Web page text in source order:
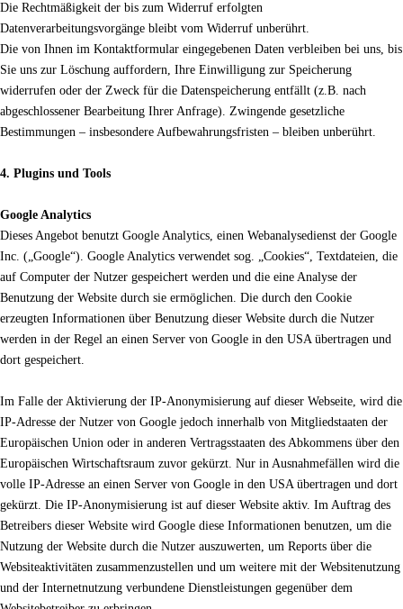
Die Rechtmäßigkeit der bis zum Widerruf erfolgten
Datenverarbeitungsvorgänge bleibt vom Widerruf unberührt.
Die von Ihnen im Kontaktformular eingegebenen Daten verbleiben bei uns, bis
Sie uns zur Löschung auffordern, Ihre Einwilligung zur Speicherung
widerrufen oder der Zweck für die Datenspeicherung entfällt (z.B. nach
abgeschlossener Bearbeitung Ihrer Anfrage). Zwingende gesetzliche
Bestimmungen – insbesondere Aufbewahrungsfristen – bleiben unberührt.
4. Plugins und Tools
Google Analytics
Dieses Angebot benutzt Google Analytics, einen Webanalysedienst der Google
Inc. („Google“). Google Analytics verwendet sog. „Cookies“, Textdateien, die
auf Computer der Nutzer gespeichert werden und die eine Analyse der
Benutzung der Website durch sie ermöglichen. Die durch den Cookie
erzeugten Informationen über Benutzung dieser Website durch die Nutzer
werden in der Regel an einen Server von Google in den USA übertragen und
dort gespeichert.
Im Falle der Aktivierung der IP-Anonymisierung auf dieser Webseite, wird die
IP-Adresse der Nutzer von Google jedoch innerhalb von Mitgliedstaaten der
Europäischen Union oder in anderen Vertragsstaaten des Abkommens über den
Europäischen Wirtschaftsraum zuvor gekürzt. Nur in Ausnahmefällen wird die
volle IP-Adresse an einen Server von Google in den USA übertragen und dort
gekürzt. Die IP-Anonymisierung ist auf dieser Website aktiv. Im Auftrag des
Betreibers dieser Website wird Google diese Informationen benutzen, um die
Nutzung der Website durch die Nutzer auszuwerten, um Reports über die
Websiteaktivitäten zusammenzustellen und um weitere mit der Websitenutzung
und der Internetnutzung verbundene Dienstleistungen gegenüber dem